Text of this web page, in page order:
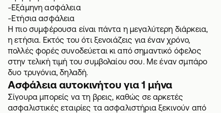
-Εξάμηνη ασφάλεια
-Ετήσια ασφάλεια
Η πιο συμφέρουσα είναι πάντα η μεγαλύτερη διάρκεια,
η ετήσια. Εκτός του ότι ξενοιάζεις για έναν χρόνο,
πολλές φορές συνοδεύεται κι από σημαντικό όφελος
στην τελική τιμή του συμβολαίου σου. Με έναν σμπάρο
δυο τρυγόνια, δηλαδή.
Ασφάλεια αυτοκινήτου για 1 μήνα
Σίγουρα μπορείς να τη βρεις, καθώς σε αρκετές
ασφαλιστικές εταιρίες τα ασφαλιστήρια ξεκινούν από